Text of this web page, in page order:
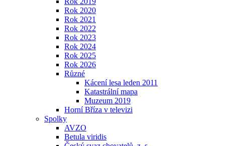
Rok 2020
Rok 2021
Rok 2022
Rok 2023
Rok 2024
Rok 2025
Rok 2026
Různé
Kácení lesa leden 2011
Katastrální mapa
Muzeum 2019
Horní Bříza v televizi
Spolky
AVZO
Betula viridis